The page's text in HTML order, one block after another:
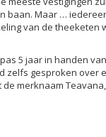
baan. Maar …
van de
5 jaar in handen
zelfs gesproken over
de merknaam